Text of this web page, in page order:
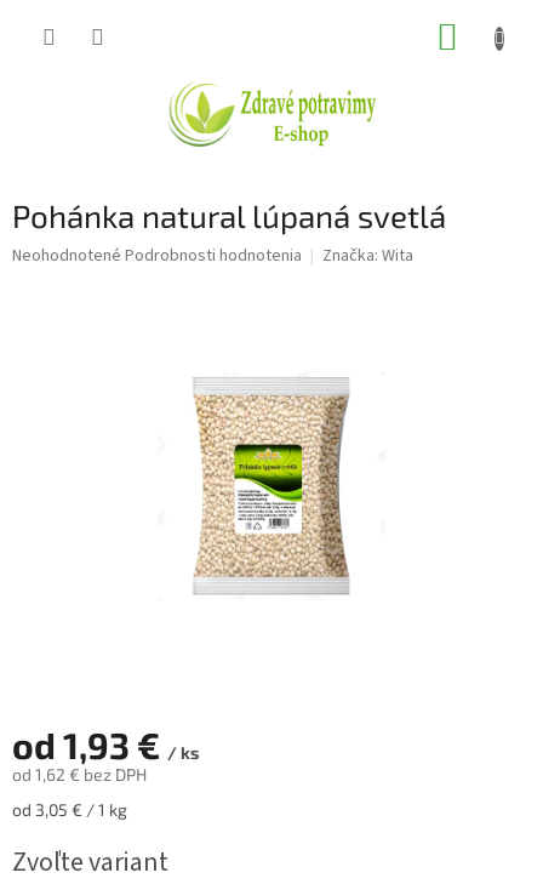
Pohánka natural lúpaná svetlá
Priemerné
Neohodnotené Podrobnosti hodnotenia Značka: Wita
od 1,93 € / ks
od 1,62 € bez DPH
Jednotková
od 3,05 € / 1 kg
Zvoľte variant